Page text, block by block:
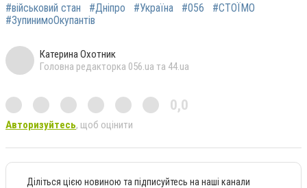
#військовий стан #Дніпро #Україна #056
#СТОЇМО
#ЗупинимоОкупантів
Катерина Охотник
Головна редакторка 056.ua та 44.ua
0,0
Авторизуйтесь, щоб оцінити
Діліться цією новиною та підписуйтесь на наші канали